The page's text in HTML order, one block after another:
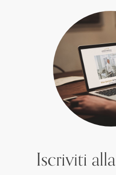
Iscriviti alla